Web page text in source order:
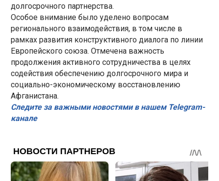
долгосрочного партнерства.
Особое внимание было уделено вопросам
регионального взаимодействия, в том числе в
рамках развития конструктивного диалога по линии
Европейского союза. Отмечена важность
продолжения активного сотрудничества в целях
содействия обеспечению долгосрочного мира и
социально-экономическому восстановлению
Афганистана.
Следите за важными новостями в нашем Telegram-
канале